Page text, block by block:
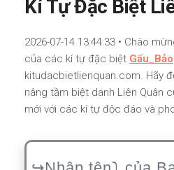
Kí Tự Đặc Biệt
2026-07-14 13:44:33 • Chào
của các kí tự đặc biệt Gấu_Bảo
kitudacbietlienquan.com. Hãy
nâng tầm biệt danh Liên Quân
mới với các kí tự độc đáo và